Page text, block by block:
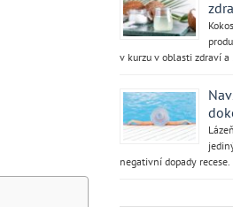
v kurzu v oblasti zdraví
negativní dopady